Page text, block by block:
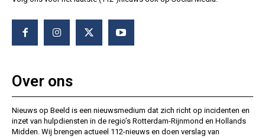
Over ons
Nieuws op Beeld is een nieuwsmedium dat zich richt op incidenten en
inzet van hulpdiensten in de regio’s Rotterdam-Rijnmond en Hollands
Midden. Wij brengen actueel 112-nieuws en doen verslag van